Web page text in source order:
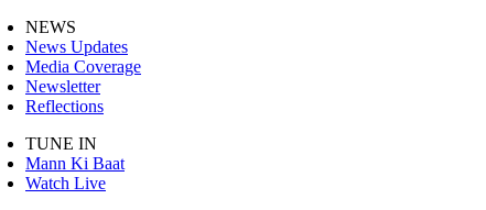
NEWS
News Updates
Media Coverage
Newsletter
Reflections
TUNE IN
Mann Ki Baat
Watch Live